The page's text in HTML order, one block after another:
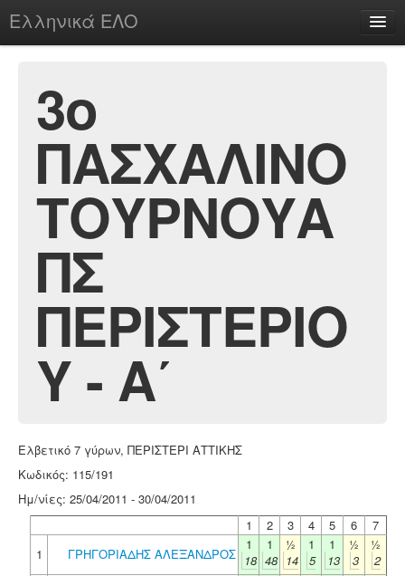
Ελληνικά ΕΛΟ
chesstu.be @ discord
Login
3ο
ΠΑΣΧΑΛΙΝΟ
ΤΟΥΡΝΟΥΑ
ΠΣ
ΠΕΡΙΣΤΕΡΙΟ
Υ - Α΄
Ελβετικό 7 γύρων, ΠΕΡΙΣΤΕΡΙ ΑΤΤΙΚΗΣ
Κωδικός: 115/191
Ημ/νίες: 25/04/2011 - 30/04/2011
1
2 3 4 5 6
7
1
ΓΡΗΓΟΡΙΑΔΗΣ ΑΛΕΞΑΝΔΡΟΣ
1
18
1
48
½
14
1
5
1
13
½
3
½
2